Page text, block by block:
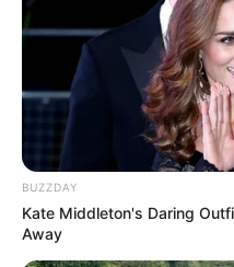
BUZZDAY
Kate Middleton's Daring
Away